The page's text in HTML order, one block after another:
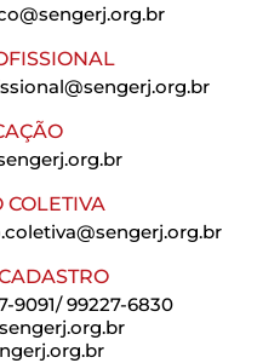
COLETIVA
9091/ 99227-6830